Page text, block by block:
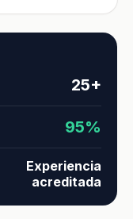
25+
95%
Experiencia
acreditada